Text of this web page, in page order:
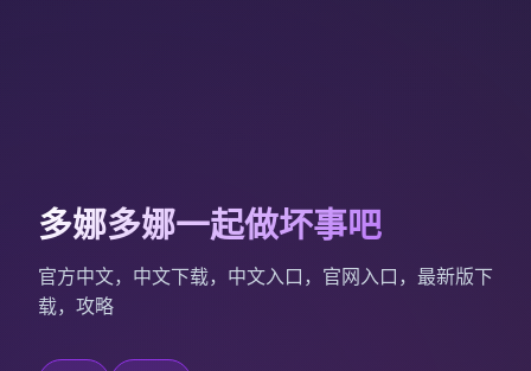
多娜多娜一起做坏事吧
官方中文，中文下载，中文入口，官网入口，最新版下
载，攻略